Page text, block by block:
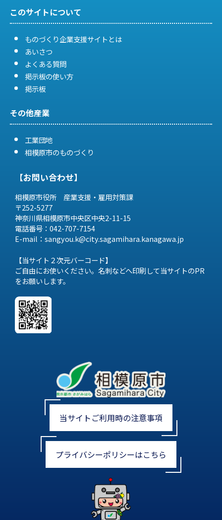
このサイトについて
ものづくり企業支援サイトとは
あいさつ
よくある質問
掲示板の使い方
掲示板
その他産業
工業団地
相模原市のものづくり
【お問い合わせ】
相模原市役所 産業支援・雇用対策課
〒252-5277
神奈川県相模原市中央区中央2-11-15
電話番号：042-707-7154
E-mail：sangyou.k@city.sagamihara.kanagawa.jp
【当サイト２次元バーコード】
ご自由にお使いください。名刺などへ印刷して当サイトのPR
をお願いします。
当サイトご利用時の注意事項
プライバシーポリシーはこちら